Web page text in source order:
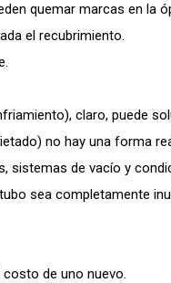
quemar marcas en la
el recubrimiento.
claro, puede
no hay una forma
sistemas de vacío y
sea completamente
de uno nuevo.